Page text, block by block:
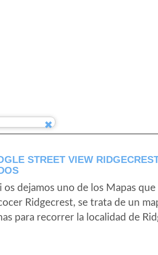
STREET VIEW
os dejamos uno de los Mapas
Ridgecrest, se trata de un
para recorrer la localidad de